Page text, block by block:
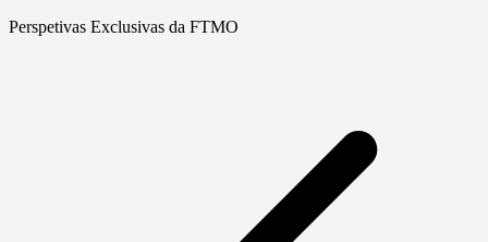
Perspetivas Exclusivas da FTMO